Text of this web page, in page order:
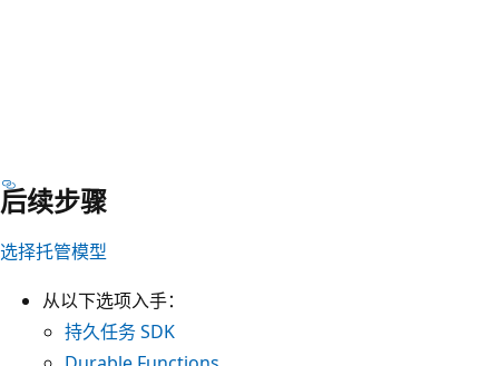
后续步骤
选择托管模型
从以下选项入手：
持久任务 SDK